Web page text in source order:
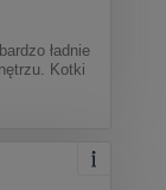
ładnie
Kotki